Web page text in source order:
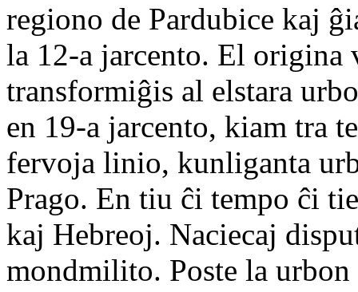
regiono de Pardubice kaj
la 12-a jarcento. El
transformiĝis al elstara
en 19-a jarcento, kiam tra
fervoja linio, kunliganta
Prago. En tiu ĉi tempo ĉi
kaj Hebreoj. Naciecaj
mondmilito. Poste la